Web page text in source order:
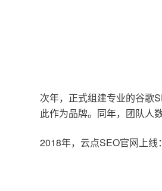
次年，正式组建专业的谷歌
此作为品牌。同年，团队人
2018年，云点SEO官网上线